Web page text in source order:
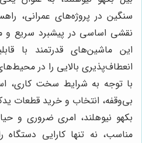
سنگین در پروژه‌های عمرانی،
نقشی اساسی در پیشبرد سریع و
این ماشین‌های قدرتمند با
انعطاف‌پذیری بالایی را در
با توجه به شرایط سخت کاری،
بی‌وقفه، انتخاب و خرید قطعات
بکهو نیوهلند، امری ضروری و
مناسب، نه تنها کارایی دستگاه